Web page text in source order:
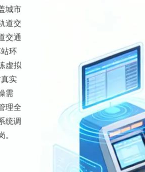
城市
道交
交通
环
虚拟
实
需
理全
统调
。